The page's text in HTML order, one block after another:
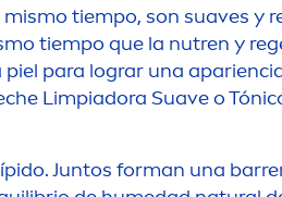
mismo tiempo, son suaves y
tiempo que la nutren y
para lograr una
Limpiadora Suave o
Juntos forman una